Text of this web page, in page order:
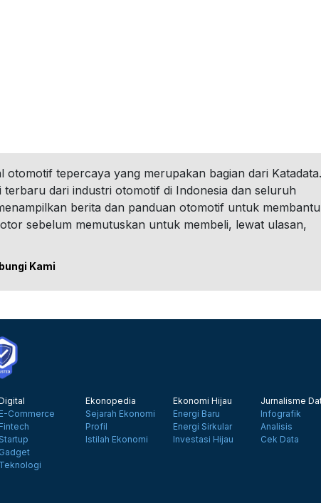
otomotif tepercaya yang merupakan bagian dari Katadata.
terbaru dari industri otomotif di Indonesia dan seluruh
berita dan panduan otomotif untuk membantu
sebelum memutuskan untuk membeli, lewat ulasan,
Kami
E-Commerce
Fintech
Startup
Gadget
Teknologi
Ekonopedia
Sejarah Ekonomi
Profil
Istilah Ekonomi
Ekonomi Hijau
Energi Baru
Energi Sirkular
Investasi Hijau
Jurnalisme
Infografik
Analisis
Cek Data